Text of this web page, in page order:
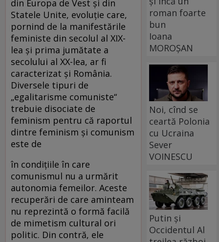
din Europa de Vest şi din
Statele Unite, evoluţie care,
pornind de la manifestările
feministe din secolul al XIX-
lea şi prima jumătate a
secolului al XX-lea, ar fi
caracterizat şi România.
Diversele tipuri de
„egalitarisme comuniste“
trebuie disociate de
feminism pentru că raportul
dintre feminism şi comunism
este de
în condiţiile în care
comunismul nu a urmărit
autonomia femeilor. Aceste
recuperări de care aminteam
nu reprezintă o formă facilă
de mimetism cultural ori
politic. Din contră, ele
roman foarte
bun
Ioana
MOROȘAN
Noi, cînd se
ceartă Polonia
cu Ucraina
Sever
VOINESCU
Putin și
Occidentul Al